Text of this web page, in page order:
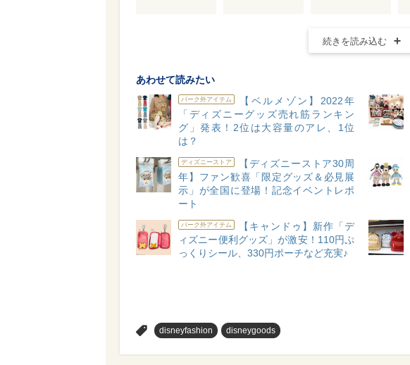
続きを読み込む
あわせて読みたい
パーク外アイテム
【ベルメゾン】2022年
「ディズニーグッズ売れ筋ランキン
グ」発表！2位は大容量のアレ、1位
は？
ディズニーストア
【ディズニーストア30周
年】ファン歓喜「限定グッズ＆必見展
示」が全国に登場！記念イベントレポ
ート
パーク外アイテム
【キャンドゥ】新作「デ
ィズニー便利グッズ」が激安！110円ぷ
っくりシール、330円ポーチなど充実♪
disneyfashion disneygoods